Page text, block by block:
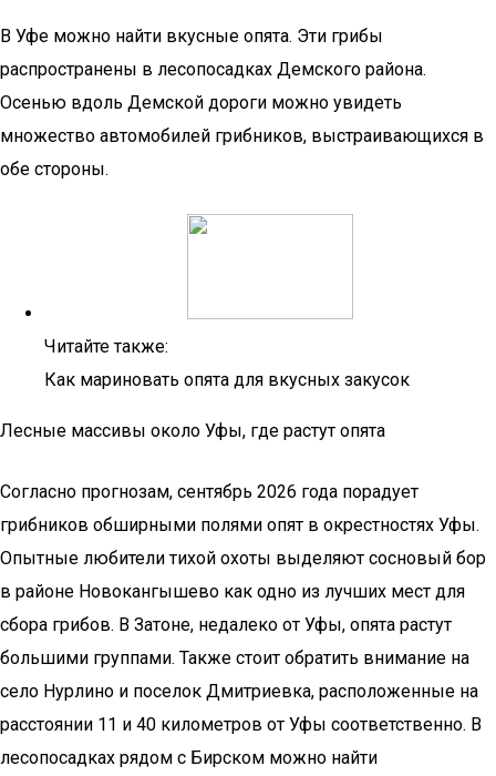
В Уфе можно найти вкусные опята. Эти грибы
распространены в лесопосадках Демского района.
Осенью вдоль Демской дороги можно увидеть
множество автомобилей грибников, выстраивающихся в
обе стороны.
Читайте также:
Как мариновать опята для вкусных закусок
Лесные массивы около Уфы, где растут опята
Согласно прогнозам, сентябрь 2026 года порадует
грибников обширными полями опят в окрестностях Уфы.
Опытные любители тихой охоты выделяют сосновый бор
в районе Новокангышево как одно из лучших мест для
сбора грибов. В Затоне, недалеко от Уфы, опята растут
большими группами. Также стоит обратить внимание на
село Нурлино и поселок Дмитриевка, расположенные на
расстоянии 11 и 40 километров от Уфы соответственно. В
лесопосадках рядом с Бирском можно найти